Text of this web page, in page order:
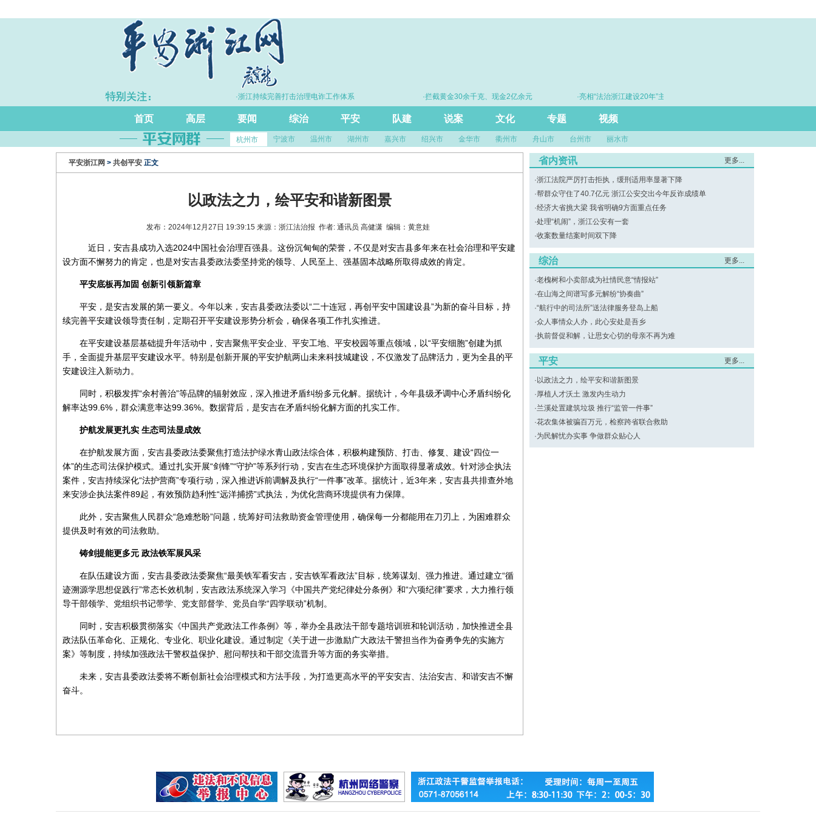
·上半年浙江GDP同比增长5.7% ·浙江持续完善打击治理电诈工作体系 ·拦截黄金30余千克、现金2亿余元
·亮相“法治浙江建设20年”主题展 浙江打造的这把“标
首页 高层 要闻 综治 平安 队建 说案 文化 专题 视频
杭州市 宁波市 温州市 湖州市 嘉兴市 绍兴市 金华市 衢州市 舟山市 台州市 丽水市
平安浙江网 > 共创平安 正文
以政法之力，绘平安和谐新图景
发布：2024年12月27日 19:39:15 来源：浙江法治报 作者: 通讯员 高健潇 编辑：黄意娃
近日，安吉县成功入选2024中国社会治理百强县。这份沉甸甸的荣誉，不仅是对安吉县多年来在社会治理和平安建
设方面不懈努力的肯定，也是对安吉县委政法委坚持党的领导、人民至上、强基固本战略所取得成效的肯定。
平安底板再加固 创新引领新篇章
平安，是安吉发展的第一要义。今年以来，安吉县委政法委以“二十连冠，再创平安中国建设县”为新的奋斗目标，持
续完善平安建设领导责任制，定期召开平安建设形势分析会，确保各项工作扎实推进。
在平安建设基层基础提升年活动中，安吉聚焦平安企业、平安工地、平安校园等重点领域，以“平安细胞”创建为抓
手，全面提升基层平安建设水平。特别是创新开展的平安护航两山未来科技城建设，不仅激发了品牌活力，更为全县的平
安建设注入新动力。
同时，积极发挥“余村善治”等品牌的辐射效应，深入推进矛盾纠纷多元化解。据统计，今年县级矛调中心矛盾纠纷化
解率达99.6%，群众满意率达99.36%。数据背后，是安吉在矛盾纠纷化解方面的扎实工作。
护航发展更扎实 生态司法显成效
在护航发展方面，安吉县委政法委聚焦打造法护绿水青山政法综合体，积极构建预防、打击、修复、建设“四位一
体”的生态司法保护模式。通过扎实开展“剑锋”“守护”等系列行动，安吉在生态环境保护方面取得显著成效。针对涉企执法
案件，安吉持续深化“法护营商”专项行动，深入推进诉前调解及执行“一件事”改革。据统计，近3年来，安吉县共排查外地
来安涉企执法案件89起，有效预防趋利性“远洋捕捞”式执法，为优化营商环境提供有力保障。
此外，安吉聚焦人民群众“急难愁盼”问题，统筹好司法救助资金管理使用，确保每一分都能用在刀刃上，为困难群众
提供及时有效的司法救助。
铸剑提能更多元 政法铁军展风采
在队伍建设方面，安吉县委政法委聚焦“最美铁军看安吉，安吉铁军看政法”目标，统筹谋划、强力推进。通过建立“循
迹溯源学思想促践行”常态长效机制，安吉政法系统深入学习《中国共产党纪律处分条例》和“六项纪律”要求，大力推行领
导干部领学、党组织书记带学、党支部督学、党员自学“四学联动”机制。
同时，安吉积极贯彻落实《中国共产党政法工作条例》等，举办全县政法干部专题培训班和轮训活动，加快推进全县
政法队伍革命化、正规化、专业化、职业化建设。通过制定《关于进一步激励广大政法干警担当作为奋勇争先的实施方
案》等制度，持续加强政法干警权益保护、慰问帮扶和干部交流晋升等方面的务实举措。
未来，安吉县委政法委将不断创新社会治理模式和方法手段，为打造更高水平的平安安吉、法治安吉、和谐安吉不懈
奋斗。
省内资讯 更多...
·浙江法院严厉打击拒执，缓刑适用率显著下降
·帮群众守住了40.7亿元 浙江公安交出今年反诈成绩单
·经济大省挑大梁 我省明确9方面重点任务
·处理“机闹”，浙江公安有一套
·收案数量结案时间双下降
综治 更多...
·老槐树和小卖部成为社情民意“情报站”
·在山海之间谱写多元解纷“协奏曲”
·“航行中的司法所”送法律服务登岛上船
·众人事情众人办，此心安处是吾乡
·执前督促和解，让思女心切的母亲不再为难
平安 更多...
· 以政法之力，绘平安和谐新图景
·厚植人才沃土 激发内生动力
·兰溪处置建筑垃圾 推行“监管一件事”
·花农集体被骗百万元，检察跨省联合救助
·为民解忧办实事 争做群众贴心人